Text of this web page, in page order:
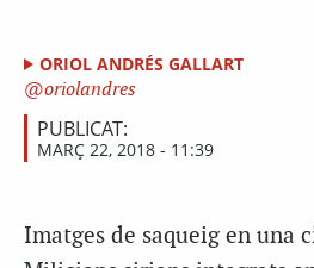
ORIOL ANDRÉS GALLART
oriolandres
PUBLICAT:
MARÇ 22, 2018 - 11:39
Imatges de saqueig en una